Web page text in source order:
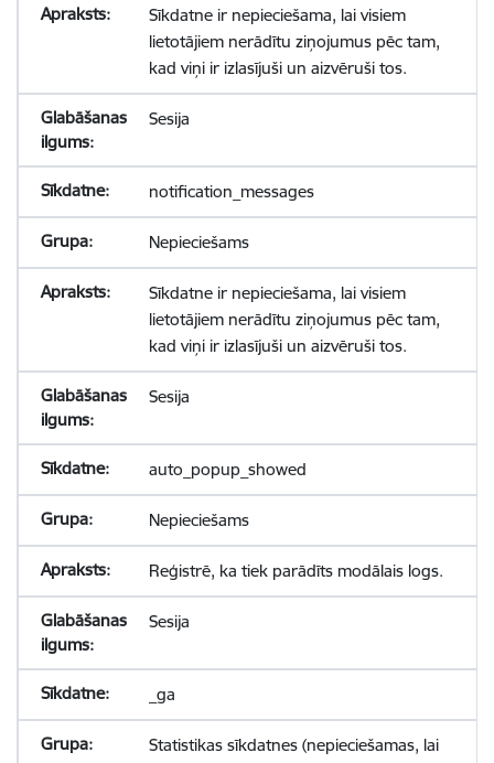
Sīkdatne ir nepieciešama, lai visiem
lietotājiem nerādītu ziņojumus pēc tam,
kad viņi ir izlasījuši un aizvēruši tos.
Sesija
notification_messages
Nepieciešams
Sīkdatne ir nepieciešama, lai visiem
lietotājiem nerādītu ziņojumus pēc tam,
kad viņi ir izlasījuši un aizvēruši tos.
Sesija
auto_popup_showed
Nepieciešams
Reģistrē, ka tiek parādīts modālais logs.
Sesija
_ga
Statistikas sīkdatnes (nepieciešamas, lai